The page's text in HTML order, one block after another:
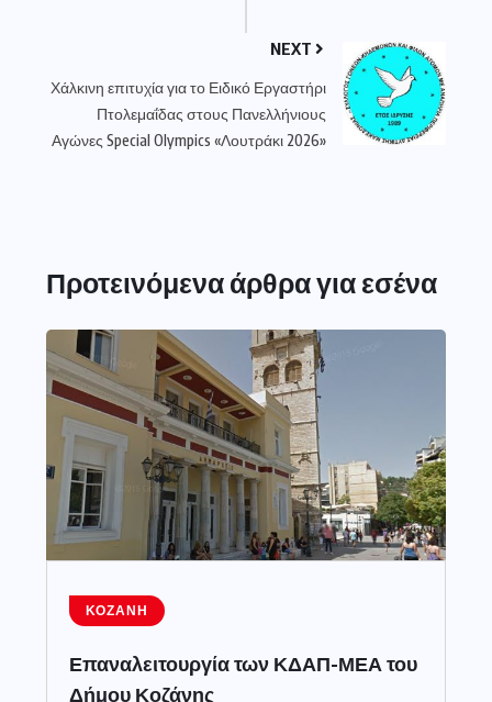
NEXT
Χάλκινη επιτυχία για το Ειδικό Εργαστήρι
Πτολεμαΐδας στους Πανελλήνιους
Αγώνες Special Olympics «Λουτράκι 2026»
Προτεινόμενα άρθρα για εσένα
ΚΟΖΆΝΗ
Επαναλειτουργία των ΚΔΑΠ-ΜΕΑ του
Δήμου Κοζάνης